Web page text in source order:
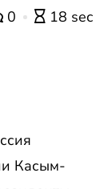
0
18 sec
Касым-